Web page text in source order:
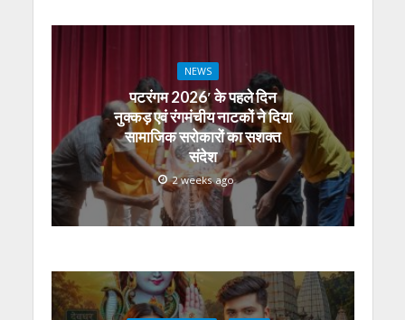
NEWS
पटरंगम 2026′ के पहले दिन
नुक्कड़ एवं रंगमंचीय नाटकों ने दिया
सामाजिक सरोकारों का सशक्त
संदेश
2 weeks ago